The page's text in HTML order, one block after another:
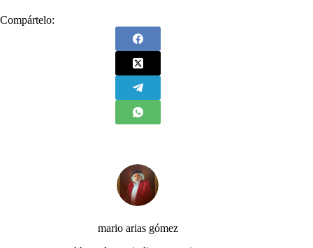
Compártelo:
mario arias gómez